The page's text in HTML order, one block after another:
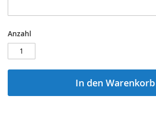
Anzahl
In den Warenkorb